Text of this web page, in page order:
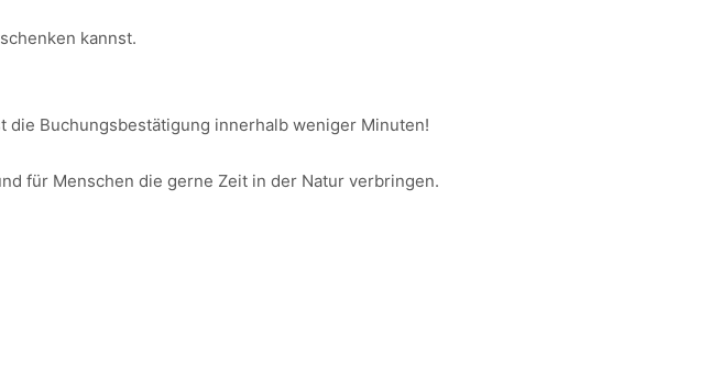
kannst.
Buchungsbestätigung innerhalb weniger Minuten!
für Menschen die gerne Zeit in der Natur verbringen.